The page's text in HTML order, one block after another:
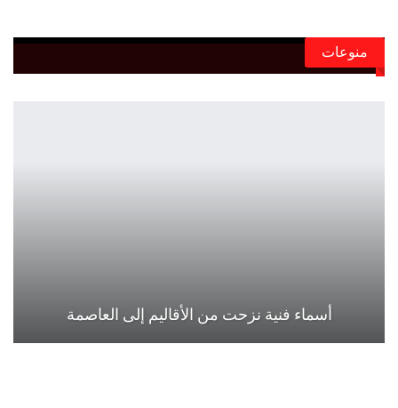
منوعات
أسماء فنية نزحت من الأقاليم إلى العاصمة